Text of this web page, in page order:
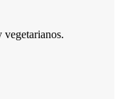
vegetarianos.